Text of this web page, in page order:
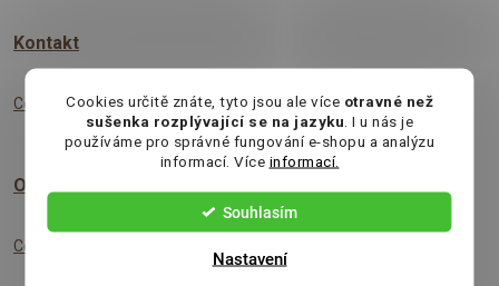
Cookies určitě znáte, tyto jsou ale více otravné než
sušenka rozplývající se na jazyku . I u nás je
používáme pro správné fungování e-shopu a analýzu
informací. Více informací.
Souhlasím
Nastavení
č
l
n
k
Kontakt
Celý článek
Obchodní podmínky
Celý článek